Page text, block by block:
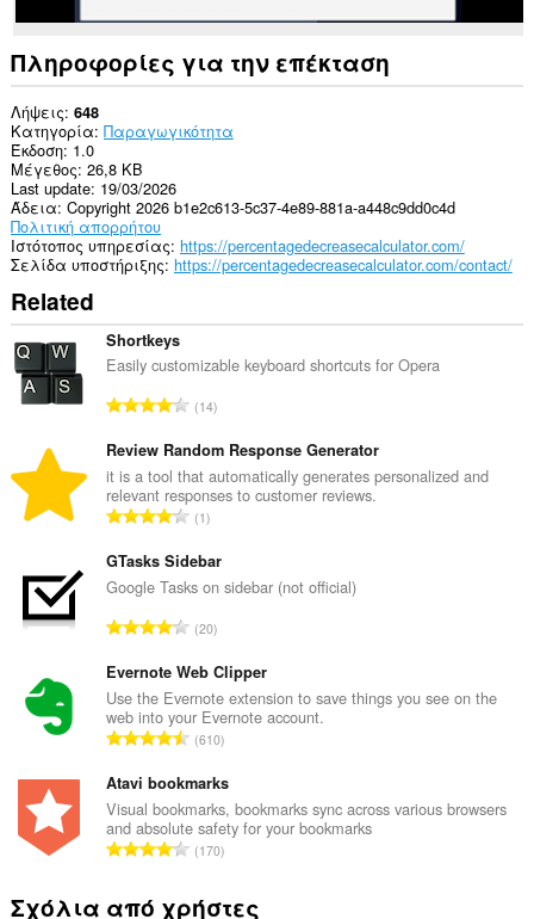
Πληροφορίες για την επέκταση
Λήψεις 648
Κατηγορία Παραγωγικότητα
Έκδοση 1.0
Μέγεθος 26,8 KB
Last update 19/03/2026
Άδεια Copyright 2026 b1e2c613-5c37-4e89-881a-a448c9dd0c4d
Πολιτική απορρήτου
Ιστότοπος υπηρεσίας https://percentagedecreasecalculator.com/
Σελίδα υποστήριξης https://percentagedecreasecalculator.com/contact/
Related
Shortkeys
Easily customizable keyboard shortcuts for Opera
Σ
ν
ο
λ
ο
α
θ
μ
ο
λ
ο
γ
ή
ε
ω
ν
:
14
Review Random Response Generator
it is a tool that automatically generates personalized and
relevant responses to customer reviews.
Σ
ν
ο
ο
α
θ
μ
ο
λ
ο
γ
ή
ε
1
GTasks Sidebar
Google Tasks on sidebar (not official)
Σ
ν
ο
λ
ο
α
θ
μ
ο
ο
20
Evernote Web Clipper
Use the Evernote extension to save things you see on the
web into your Evernote account.
Σ
ν
ο
λ
ο
α
610
Atavi bookmarks
Visual bookmarks, bookmarks sync across various browsers
and absolute safety for your bookmarks
Σ170
Σχόλια από χρήστες